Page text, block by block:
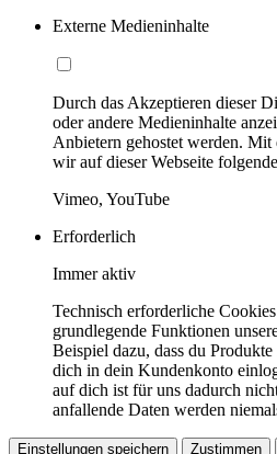
Externe Medieninhalte
Durch das Akzeptieren dieser
oder andere Medieninhalte
Anbietern gehostet werden.
wir auf dieser Webseite
Vimeo, YouTube
Erforderlich
Immer aktiv
Technisch erforderliche
grundlegende Funktionen
Beispiel dazu, dass du
dich in dein Kundenkonto
auf dich ist für uns dadurch
anfallende Daten werden
Einstellungen speichern Zustimmen